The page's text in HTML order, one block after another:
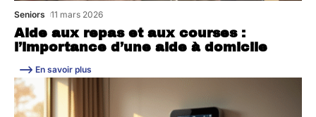
Aide aux repas et aux courses :
l’importance d’une aide à domicile
Seniors 11 mars 2026
En savoir plus